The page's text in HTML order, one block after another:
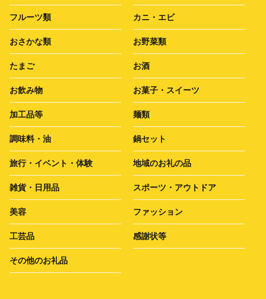
フルーツ類 カニ・エビ
おさかな類 お野菜類
たまご お酒
お飲み物 お菓子・スイーツ
加工品等 麺類
調味料・油 鍋セット
旅行・イベント・体験 地域のお礼の品
雑貨・日用品 スポーツ・アウトドア
美容 ファッション
工芸品 感謝状等
その他のお礼品